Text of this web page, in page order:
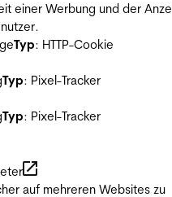
einer Werbung und der
Typ: HTTP-Cookie
Typ: Pixel-Tracker
Typ: Pixel-Tracker
auf mehreren Websites zu